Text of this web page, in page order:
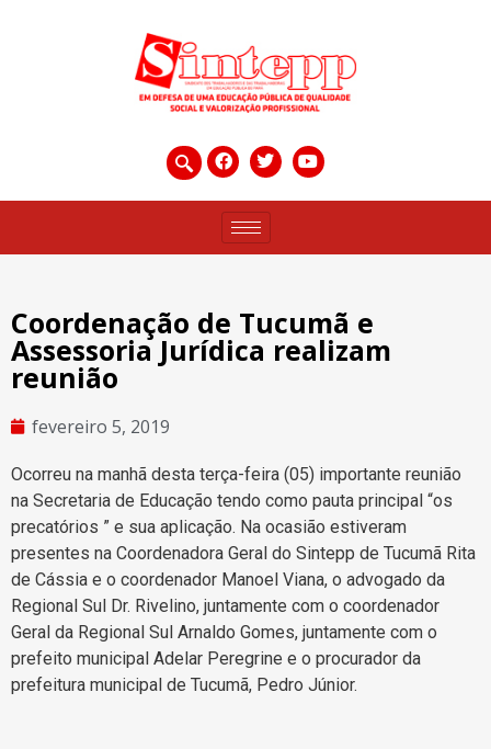
Coordenação de Tucumã e
Assessoria Jurídica realizam
reunião
fevereiro 5, 2019
Ocorreu na manhã desta terça-feira (05) importante reunião
na Secretaria de Educação tendo como pauta principal “os
precatórios ” e sua aplicação. Na ocasião estiveram
presentes na Coordenadora Geral do Sintepp de Tucumã Rita
de Cássia e o coordenador Manoel Viana, o advogado da
Regional Sul Dr. Rivelino, juntamente com o coordenador
Geral da Regional Sul Arnaldo Gomes, juntamente com o
prefeito municipal Adelar Peregrine e o procurador da
prefeitura municipal de Tucumã, Pedro Júnior.